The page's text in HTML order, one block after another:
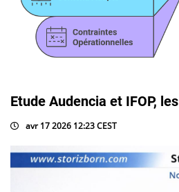
Etude Audencia et IFOP, les
avr 17 2026 12:23 CEST